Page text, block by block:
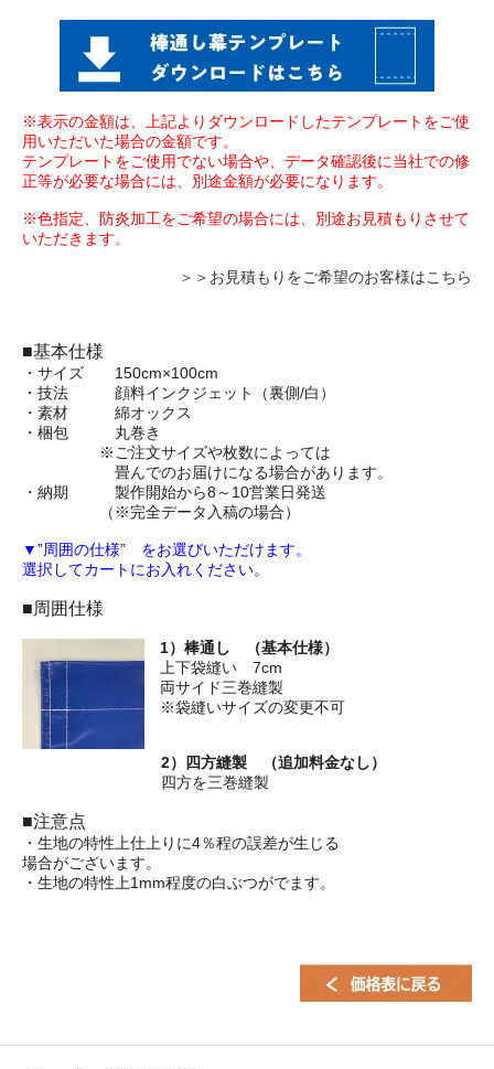
※表示の金額は、上記よりダウンロードしたテンプレートをご使
用いただいた場合の金額です。
テンプレートをご使用でない場合や、データ確認後に当社での修
正等が必要な場合には、別途金額が必要になります。
※色指定、防炎加工をご希望の場合には、別途お見積もりさせて
いただきます。
＞＞お見積もりをご希望のお客様はこちら
■基本仕様
・サイズ 150cm×100cm
・技法 顔料インクジェット（裏側/白）
・素材 綿オックス
・梱包 丸巻き
※ご注文サイズや枚数によっては
畳んでのお届けになる場合があります。
・納期 製作開始から8～10営業日発送
（※完全データ入稿の場合）
▼”周囲の仕様” をお選びいただけます。
選択してカートにお入れください。
■周囲仕様
1）棒通し （基本仕様）
上下袋縫い 7cm
両サイド三巻縫製
※袋縫いサイズの変更不可
2）四方縫製 （追加料金なし）
四方を三巻縫製
■注意点
・生地の特性上仕上りに4％程の誤差が生じる
場合がございます。
・生地の特性上1mm程度の白ぶつがでます。